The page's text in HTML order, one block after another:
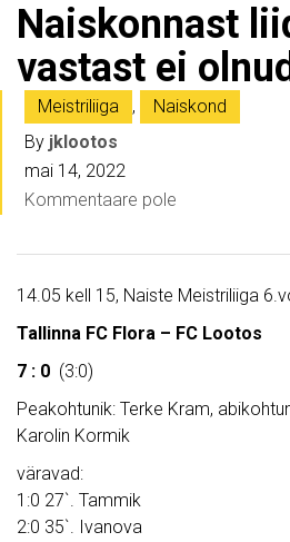
Naiskonnast
vastast ei olnud
Meistriliiga ,
Naiskond
By jklootos
mai 14, 2022
Kommentaare pole
14.05 kell 15, Naiste Meistriliiga
Tallinna FC Flora – FC Lootos
7 : 0 (3:0)
Peakohtunik: Terke Kram,
Karolin Kormik
väravad:
1:0 27`. Tammik
2:0 35`. Ivanova